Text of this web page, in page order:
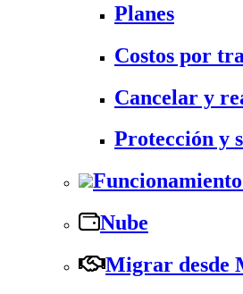
Planes
Costos por
Cancelar y
Protección y
Nube
Migrar desde